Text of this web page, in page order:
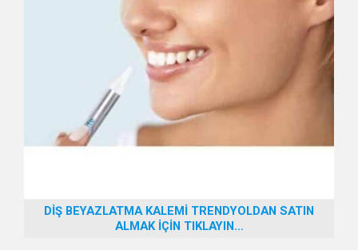
DİŞ BEYAZLATMA KALEMİ TRENDYOLDAN SATIN
ALMAK İÇİN TIKLAYIN…